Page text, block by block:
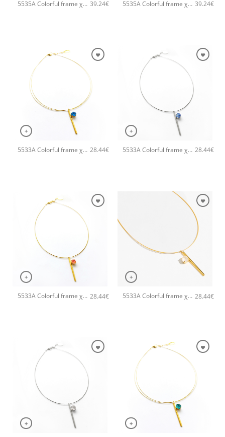
5535A Colorful frame χειροποίητο κολιέ with chain and clasp Catherine bijoux Ασημί 39.24€ 5535A Colorful frame χειροποίητο κολιέ with chain and clasp Catherine bijoux Ανοιχτό Πράσινο 39.24€
+
5533A Colorful frame χειροποίητο κολιέ Catherine bijoux Τυρκουάζ 28.44€
+
5533A Colorful frame χειροποίητο κολιέ Catherine bijoux Σιέλ 28.44€
+
5533A Colorful frame χειροποίητο κολιέ Catherine bijoux Πορτοκαλί 28.44€
+
5533A Colorful frame χειροποίητο κολιέ Catherine bijoux Άσπρο 28.44€
+ +